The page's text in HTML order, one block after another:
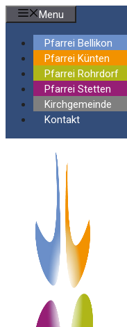
Springe
Inhalt
Menu
Pfarrei Bellikon
Pfarrei Künten
Pfarrei Rohrdorf
Pfarrei Stetten
Kirchgemeinde
Kontakt